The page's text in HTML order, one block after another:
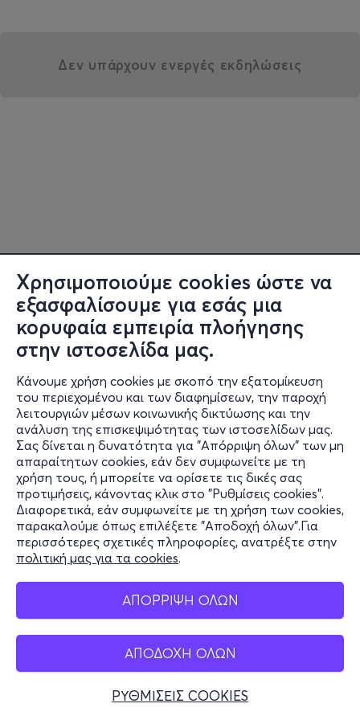
Χρησιμοποιούμε cookies ώστε να
εξασφαλίσουμε για εσάς μια
κορυφαία εμπειρία πλοήγησης
στην ιστοσελίδα μας.
Κάνουμε χρήση cookies με σκοπό την εξατομίκευση
του περιεχομένου και των διαφημίσεων, την παροχή
λειτουργιών μέσων κοινωνικής δικτύωσης και την
ανάλυση της επισκεψιμότητας των ιστοσελίδων μας.
Σας δίνεται η δυνατότητα για "Απόρριψη όλων" των μη
απαραίτητων cookies, εάν δεν συμφωνείτε με τη
χρήση τους, ή μπορείτε να ορίσετε τις δικές σας
προτιμήσεις, κάνοντας κλικ στο "Ρυθμίσεις cookies".
Διαφορετικά, εάν συμφωνείτε με τη χρήση των cookies,
παρακαλούμε όπως επιλέξετε "Αποδοχή όλων".Για
περισσότερες σχετικές πληροφορίες, ανατρέξτε στην
πολιτική μας για τα cookies.
ΑΠΟΡΡΙΨΗ ΟΛΩΝ
ΑΠΟΔΟΧΗ ΟΛΩΝ
ΡΥΘΜΙΣΕΙΣ COOKIES
Δεν υπάρχουν ενεργές εκδηλώσεις